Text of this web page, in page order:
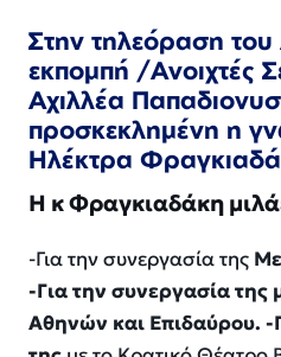
Στην τηλεόραση
εκπομπή /Ανοιχτές
Αχιλλέα
προσκεκλημένη η
Ηλέκτρα
Η κ Φραγκιαδάκη
-Για την συνεργασία της
-Για την συνεργασία της
Αθηνών και Επιδαύρου. -